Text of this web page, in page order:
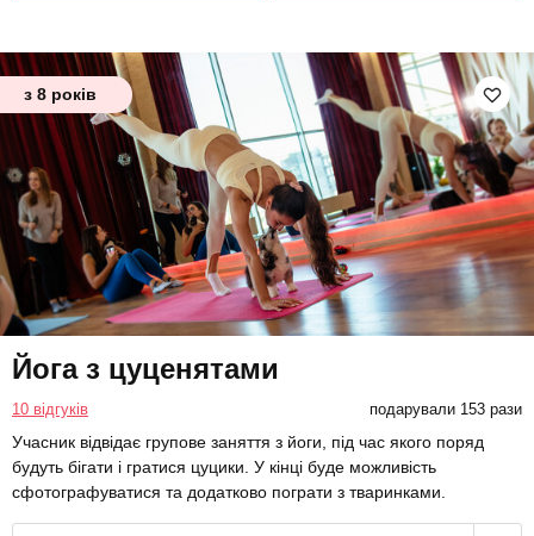
з 8 років
Йога з цуценятами
10 відгуків подарували 153 рази
Учасник відвідає групове заняття з йоги, під час якого поряд
будуть бігати і гратися цуцики. У кінці буде можливість
сфотографуватися та додатково пограти з тваринками.